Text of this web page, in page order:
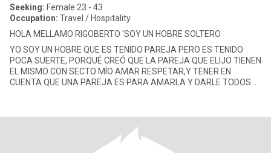
Seeking: Female 23 - 43
Occupation: Travel / Hospitality
HOLA MELLAMO RIGOBERTO 'SOY UN HOBRE SOLTERO
YO SOY UN HOBRE QUE ES TENIDO PAREJA PERO ES TENIDO
POCA SUERTE, PORQUÉ CREÓ QUE LA PAREJA QUE ELIJO TIENEN
EL MISMO CON SECTO MÍO AMAR RESPETAR,Y TENER EN
CUENTA QUE UNA PAREJA ES PARA AMARLA Y DARLE TODOS